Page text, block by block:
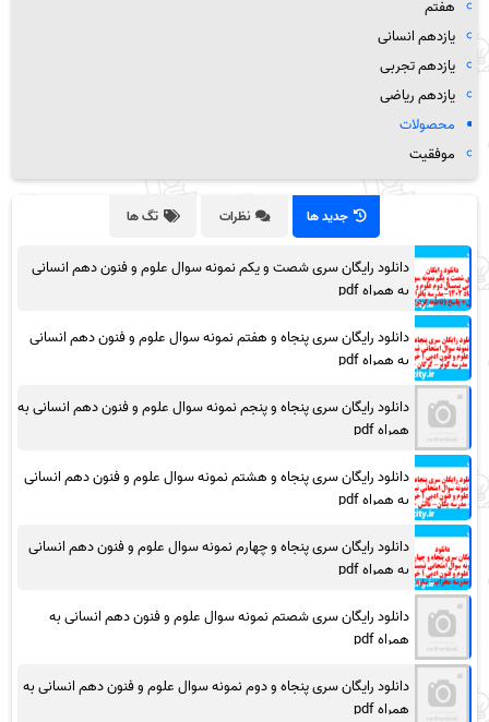
هفتم
یازدهم انسانی
یازدهم تجربی
یازدهم ریاضی
محصولات
موفقیت
جدید ها نظرات تگ ها
دانلود رایگان سری شصت و یکم نمونه سوال علوم و فنون دهم انسانی
به همراه pdf
دانلود رایگان سری پنجاه و هفتم نمونه سوال علوم و فنون دهم انسانی
به همراه pdf
دانلود رایگان سری پنجاه و پنجم نمونه سوال علوم و فنون دهم انسانی به
همراه pdf
دانلود رایگان سری پنجاه و هشتم نمونه سوال علوم و فنون دهم انسانی
به همراه pdf
دانلود رایگان سری پنجاه و چهارم نمونه سوال علوم و فنون دهم انسانی
به همراه pdf
دانلود رایگان سری شصتم نمونه سوال علوم و فنون دهم انسانی به
همراه pdf
دانلود رایگان سری پنجاه و دوم نمونه سوال علوم و فنون دهم انسانی به
همراه pdf